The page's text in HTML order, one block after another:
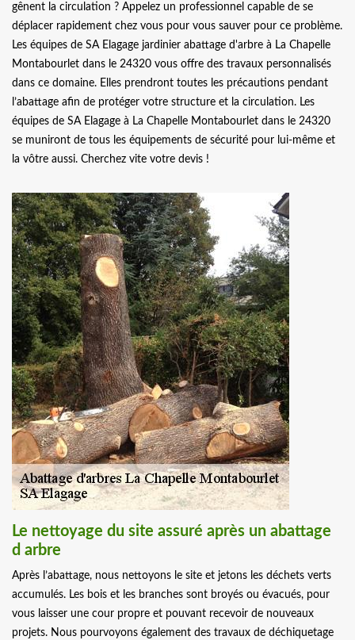
gênent la circulation ? Appelez un professionnel capable de se
déplacer rapidement chez vous pour vous sauver pour ce problème.
Les équipes de SA Elagage jardinier abattage d'arbre à La Chapelle
Montabourlet dans le 24320 vous offre des travaux personnalisés
dans ce domaine. Elles prendront toutes les précautions pendant
l’abattage afin de protéger votre structure et la circulation. Les
équipes de SA Elagage à La Chapelle Montabourlet dans le 24320
se muniront de tous les équipements de sécurité pour lui-même et
la vôtre aussi. Cherchez vite votre devis !
Le nettoyage du site assuré après un abattage
d arbre
Après l’abattage, nous nettoyons le site et jetons les déchets verts
accumulés. Les bois et les branches sont broyés ou évacués, pour
vous laisser une cour propre et pouvant recevoir de nouveaux
projets. Nous pourvoyons également des travaux de déchiquetage